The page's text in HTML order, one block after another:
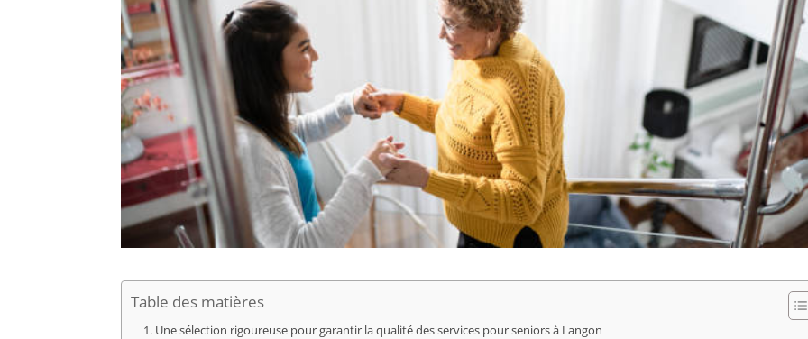
Table des matières
Une sélection rigoureuse pour garantir la qualité des services pour seniors à Langon